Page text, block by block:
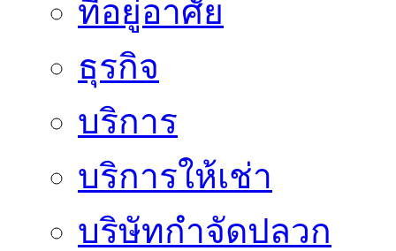
ที่อยู่อาศัย
ธุรกิจ
บริการ
บริการให้เช่า
บริษัทกำจัดปลวก